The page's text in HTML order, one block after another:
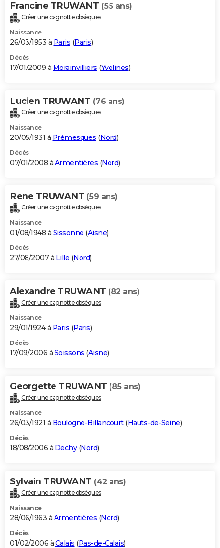
Francine TRUWANT (55 ans)
Créer une cagnotte obsèques
Naissance
26/03/1953 à Paris (Paris)
Décès
17/01/2009 à Morainvilliers (Yvelines)
Lucien TRUWANT (76 ans)
Créer une cagnotte obsèques
Naissance
20/05/1931 à Prémesques (Nord)
Décès
07/01/2008 à Armentières (Nord)
Rene TRUWANT (59 ans)
Créer une cagnotte obsèques
Naissance
01/08/1948 à Sissonne (Aisne)
Décès
27/08/2007 à Lille (Nord)
Alexandre TRUWANT (82 ans)
Créer une cagnotte obsèques
Naissance
29/01/1924 à Paris (Paris)
Décès
17/09/2006 à Soissons (Aisne)
Georgette TRUWANT (85 ans)
Créer une cagnotte obsèques
Naissance
26/03/1921 à Boulogne-Billancourt(Hauts-de-Seine)
Décès
18/08/2006 à Dechy(Nord)
Sylvain TRUWANT (42 ans)
Créer une cagnotte obsèques
Naissance
28/06/1963 à Armentières (Nord)
Décès
01/02/2006 à Calais (Pas-de-Calais)